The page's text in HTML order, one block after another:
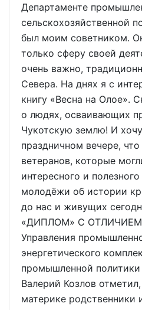
Департаменте
сельскохозяйственной
был моим советником.
только сферу своей
очень важно,
Севера. На днях я с
книгу «Весна на Олое».
о людях, осваивающих
Чукотскую землю! И
праздничном вечере,
ветеранов, которые
интересного и
молодёжи об истории
до нас и живущих
«ДИПЛОМ» С ОТЛИЧИЕМ
Управления
энергетического
промышленной
Валерий Козлов
материке родственники